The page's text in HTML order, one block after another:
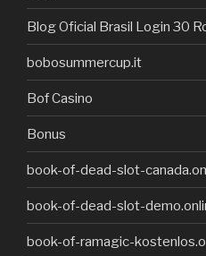
Blog Oficial Brasil Login 30
bobosummercup.it
Bof Casino
Bonus
book-of-dead-slot-
book-of-dead-slot-
book-of-ramagic-